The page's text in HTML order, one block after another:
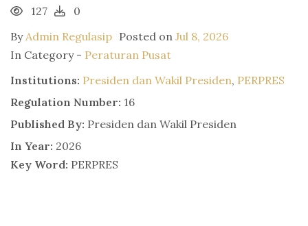
127
0
ByAdmin Regulasip Posted on Jul 8, 2026
In Category - Peraturan Pusat
Institutions: Presiden dan Wakil Presiden, PERPRES
Regulation Number: 16
Published By: Presiden dan Wakil Presiden
In Year: 2026
Key Word: PERPRES